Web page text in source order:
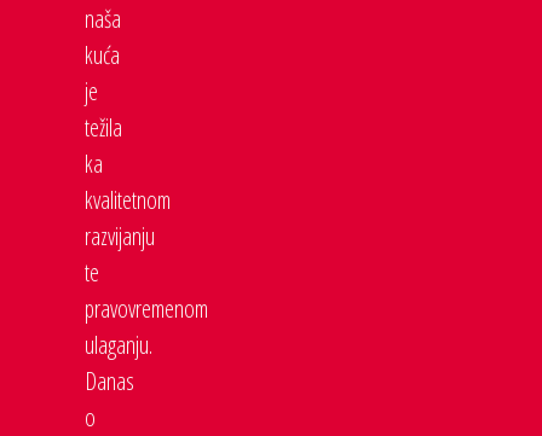
naša
kuća
je
težila
ka
kvalitetnom
razvijanju
te
pravovremenom
ulaganju.
Danas
o